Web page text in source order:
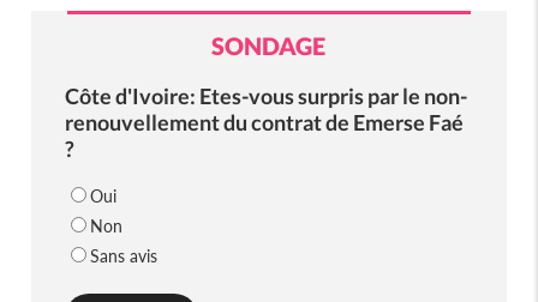
SONDAGE
Côte d'Ivoire: Etes-vous surpris par le non-
renouvellement du contrat de Emerse Faé
?
Oui
Non
Sans avis